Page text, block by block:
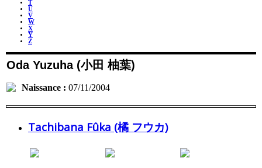
T
U
V
W
X
Y
Z
Oda Yuzuha (小田 柚葉)
Naissance : 07/11/2004
Tachibana Fûka (橘 フウカ)